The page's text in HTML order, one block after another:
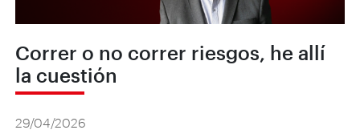
Correr o no correr riesgos, he allí
la cuestión
29/04/2026